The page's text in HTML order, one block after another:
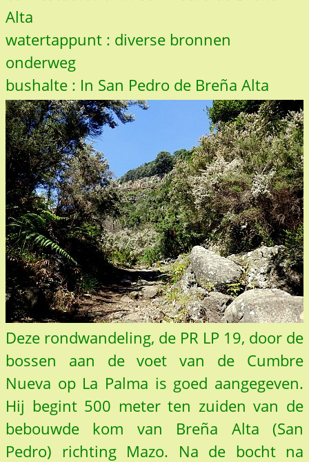
Alta
watertappunt : diverse bronnen
onderweg
bushalte : In San Pedro de Breña Alta
Deze rondwandeling, de PR LP 19, door de
bossen aan de voet van de Cumbre
Nueva op La Palma is goed aangegeven.
Hij begint 500 meter ten zuiden van de
bebouwde kom van Breña Alta (San
Pedro) richting Mazo. Na de bocht na